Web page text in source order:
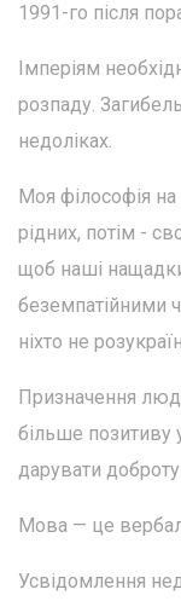
1991-го після
Імперіям
розпаду.
недоліках.
Моя філософія
рідних, потім -
щоб наші
беземпатійними
ніхто не
Призначення
більше позитиву
дарувати
Мова — це
Усвідомлення